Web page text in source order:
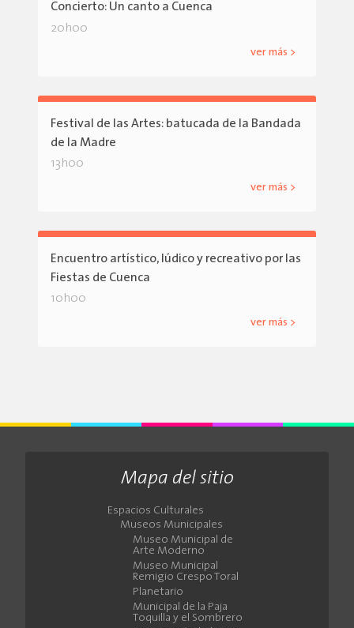
Concierto: Un canto a Cuenca
20h00
ver más >
Festival de las Artes: batucada de la Bandada
de la Madre
13h00
ver más >
Encuentro artístico, lúdico y recreativo por las
Fiestas de Cuenca
10h00
ver más >
Mapa del sitio
Espacios Culturales
Museos Municipales
Museo Municipal de
Arte Moderno
Museo Municipal
Remigio Crespo Toral
Planetario
Municipal de la Paja
Toquilla y el Sombrero